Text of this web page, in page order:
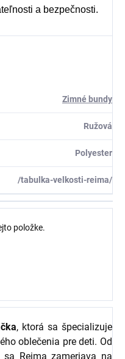
a bezpečnosti.
Zimné bundy
Ružová
Polyester
/tabulka-velkosti-reima/
položke.
, ktorá sa špecializuje
oblečenia pre deti. Od
Reima zameriava na